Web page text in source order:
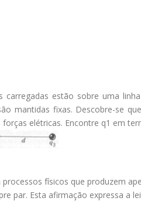
carregadas estão sobre uma
mantidas fixas. Descobre-se
elétricas. Encontre q1 em
processos físicos que produzem
par. Esta afirmação expressa a